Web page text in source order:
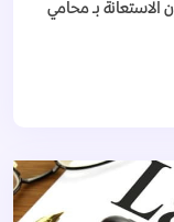
الاستعانة بـ محامي